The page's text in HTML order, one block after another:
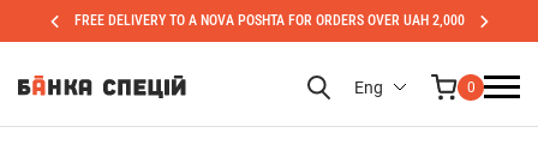
FREE DELIVERY TO A NOVA POSHTA FOR ORDERS OVER UAH 2,000
Eng 0